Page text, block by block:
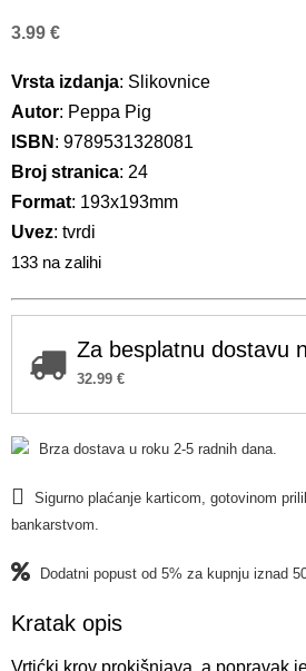
3.99 €
Vrsta izdanja: Slikovnice
Autor: Peppa Pig
ISBN : 9789531328081
Broj stranica: 24
Format: 193x193mm
Uvez: tvrdi
133 na zalihi
Za besplatnu dostavu
32.99 €
Brza dostava u roku 2-5 radnih dana.
Sigurno plaćanje karticom, gotovinom
bankarstvom.
Dodatni popust od 5% za kupnju iznad
Kratak opis